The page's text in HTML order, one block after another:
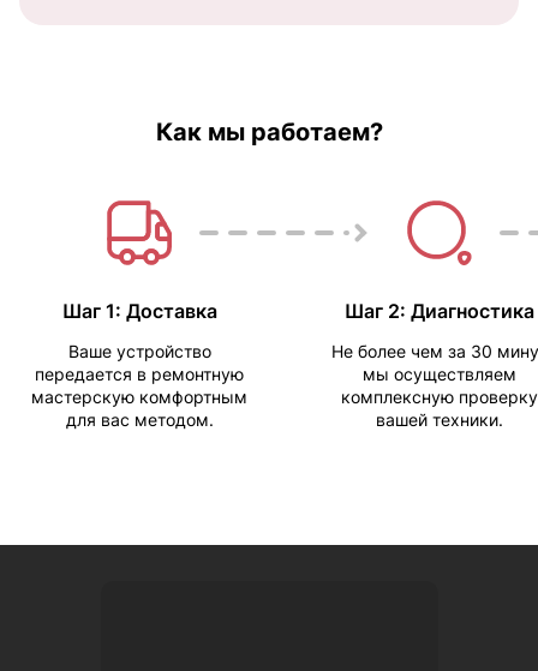
Как мы работаем?
Шаг 1: Доставка
Ваше устройство
передается в ремонтную
мастерскую комфортным
для вас методом.
Шаг 2: Диагностика
Не более чем за 30
мы осуществляем
комплексную проверку
вашей техники.